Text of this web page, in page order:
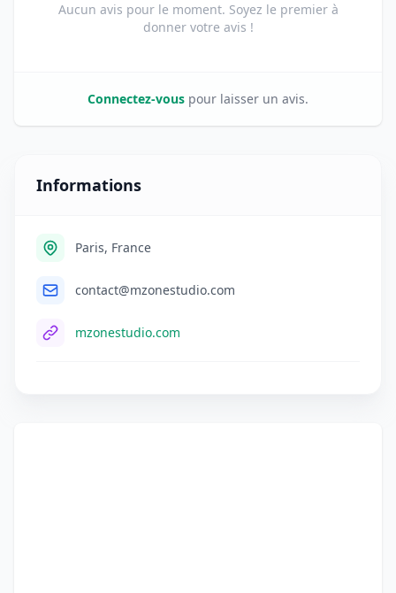
Aucun avis pour le moment. Soyez le premier à
donner votre avis !
Connectez-vous pour laisser un avis.
Informations
Paris, France
contact@mzonestudio.com
mzonestudio.com